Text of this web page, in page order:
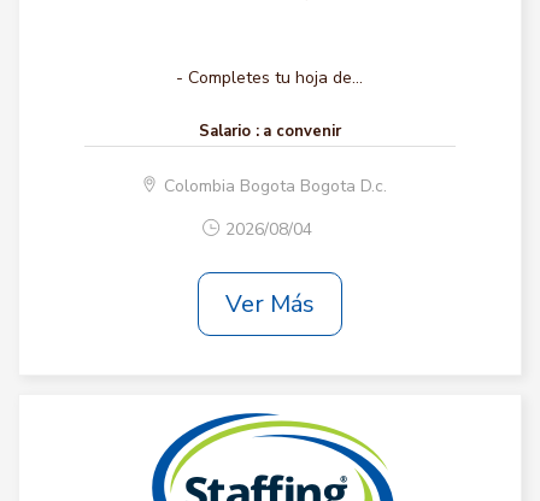
- Completes tu hoja de...
Salario : a convenir
Colombia Bogota Bogota D.c.
2026/08/04
Ver Más